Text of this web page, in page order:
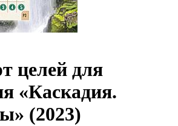
целей для
«Каскадия.
(2023)